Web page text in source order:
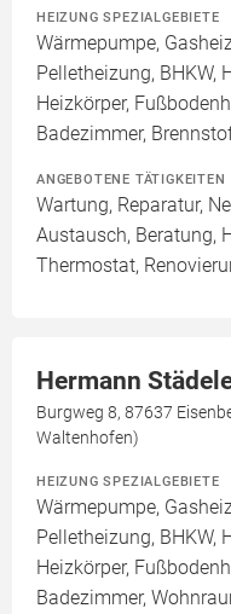
HEIZUNG SPEZIALGEBIETE
Wärmepumpe,
Pelletheizung, BHKW,
Heizkörper,
Badezimmer,
ANGEBOTENE TÄTIGKEITEN
Wartung, Reparatur,
Austausch, Beratung,
Thermostat,
Hermann
Burgweg 8, 87637
Waltenhofen)
HEIZUNG SPEZIALGEBIETE
Wärmepumpe,
Pelletheizung, BHKW,
Heizkörper,
Badezimmer,